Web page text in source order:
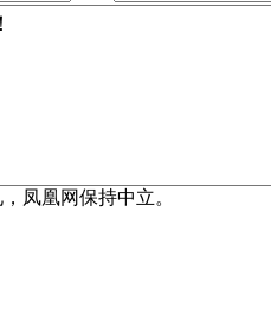
凤凰网保持中立。